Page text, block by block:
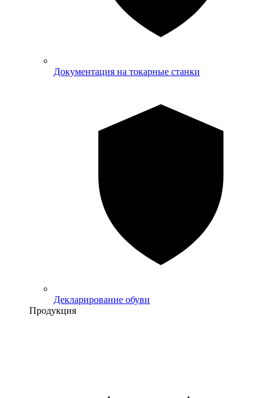
Документация на токарные станки
Декларирование обуви
Продукция